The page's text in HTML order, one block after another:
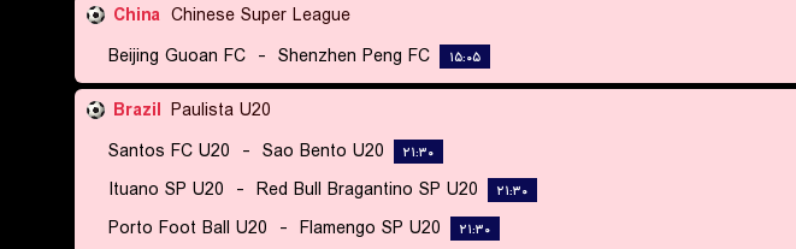
China Chinese Super League
Beijing Guoan FC - Shenzhen Peng FC ۱۵:۰۵
Brazil Paulista U20
Santos FC U20 - Sao Bento U20 ۲۱:۳۰
Ituano SP U20 - Red Bull Bragantino SP U20 ۲۱:۳۰
Porto Foot Ball U20 - Flamengo SP U20 ۲۱:۳۰